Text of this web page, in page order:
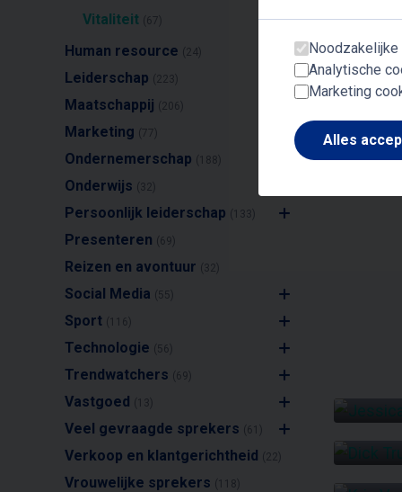
Vitaliteit (67)
Human resource (24)
Leiderschap (223)
Maatschappij (206)
Marketing (77)
Ondernemerschap (188)
Onderwijs (32)
Persoonlijk leiderschap (133)
Presenteren (69)
Reizen en avontuur (32)
Social Media (55)
Sport (116)
Technologie (56)
Trendwatchers (69)
Vastgoed (13)
Veel gevraagde sprekers (61)
Verkoop en klantgerichtheid (22)
Vrouwelijke sprekers (118)
Analytische
Marketing
Alles